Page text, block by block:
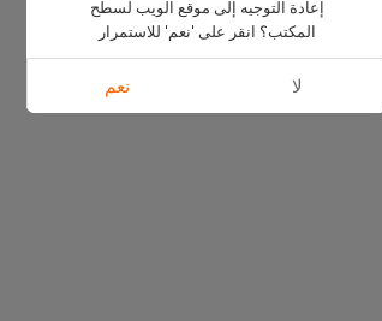
إعادة التوجيه إلى موقع الويب لسطح
المكتب؟ انقر على 'نعم' للاستمرار
لا نعم